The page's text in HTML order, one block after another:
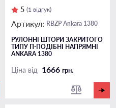
5 (1 відгук)
Артикул: RBZP Ankara 1380
РУЛОННІ ШТОРИ ЗАКРИТОГО
ТИПУ П-ПОДIБНІ НАПРЯМНІ
ANKARA 1380
Ціна від 1666 грн.